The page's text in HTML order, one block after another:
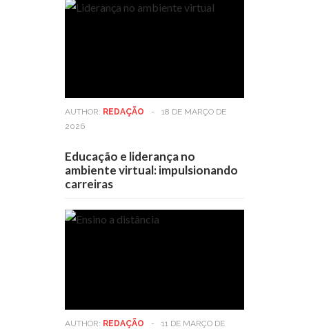
AUTHOR: REDAÇÃO -
18 DE MARÇO DE
2026
Educação e liderança no
ambiente virtual: impulsionando
carreiras
AUTHOR: REDAÇÃO -
11 DE MARÇO DE